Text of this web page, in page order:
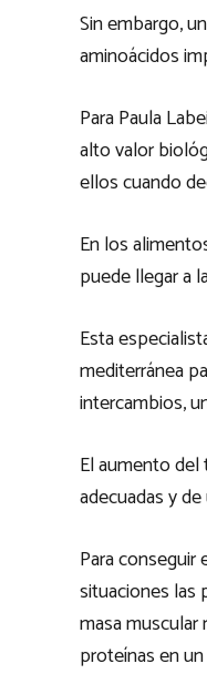
Sin embargo,
aminoácidos
Para Paula
alto valor
ellos cuando
En los
puede llegar a
Esta
mediterránea
intercambios,
El aumento
adecuadas y
Para
situaciones las
masa
proteínas en